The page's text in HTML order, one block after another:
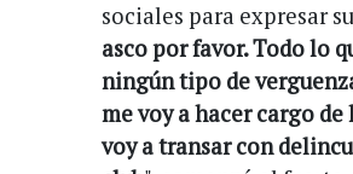
sociales para expresar
asco por favor. Todo lo
ningún tipo de
me voy a hacer cargo
voy a transar con